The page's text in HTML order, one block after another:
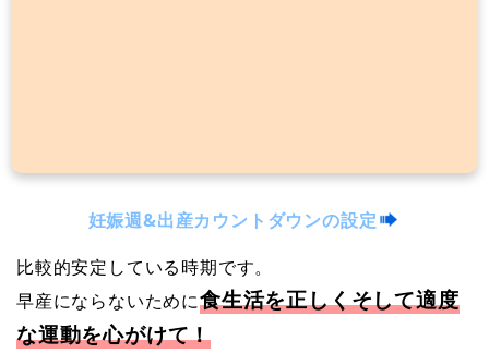
妊娠週&出産カウントダウンの設定
比較的安定している時期です。
早産にならないために食生活を正しくそして適度
な運動を心がけて！